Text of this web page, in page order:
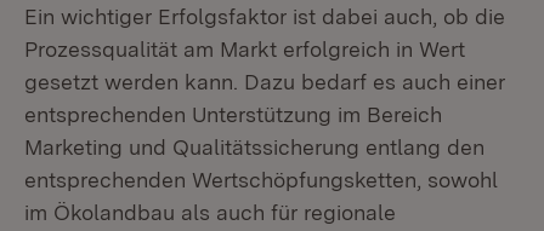
Ein wichtiger Erfolgsfaktor ist dabei auch, ob die
Prozessqualität am Markt erfolgreich in Wert
gesetzt werden kann. Dazu bedarf es auch einer
entsprechenden Unterstützung im Bereich
Marketing und Qualitätssicherung entlang den
entsprechenden Wertschöpfungsketten, sowohl
im Ökolandbau als auch für regionale